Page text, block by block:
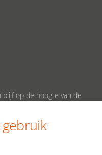
op de hoogte van de